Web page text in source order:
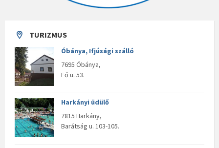
TURIZMUS
Óbánya, Ifjúsági szálló
7695 Óbánya,
Fő u. 53.
Harkányi üdülő
7815 Harkány,
Barátság u. 103-105.